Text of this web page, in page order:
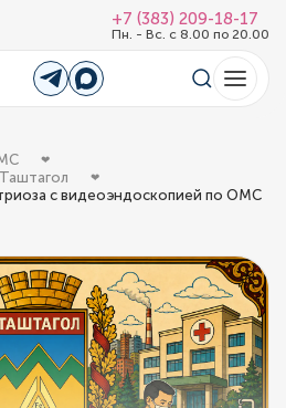
+7 (383) 209-18-17
Пн. - Вс. с 8.00 по 20.00
с видеоэндоскопией по ОМС